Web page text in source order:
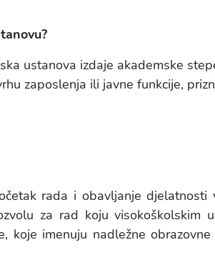
ustanova izdaje akademske
zaposlenja ili javne funkcije,
rada i obavljanje djelatnosti
za rad koju visokoškolskim
koje imenuju nadležne